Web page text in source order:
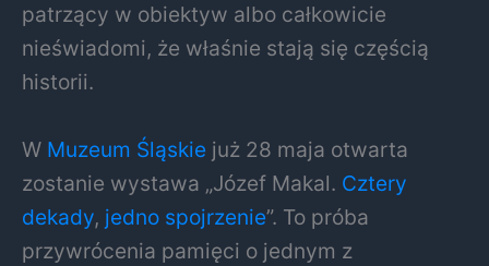
patrzący w obiektyw albo całkowicie
nieświadomi, że właśnie stają się częścią
historii.
W Muzeum Śląskie już 28 maja otwarta
zostanie wystawa „Józef Makal. Cztery
dekady, jedno spojrzenie”. To próba
przywrócenia pamięci o jednym z